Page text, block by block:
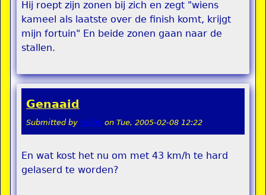
Hij roept zijn zonen bij zich en zegt "wiens
kameel als laatste over de finish komt, krijgt
mijn fortuin" En beide zonen gaan naar de
stallen.
Genaaid
Submitted by teddy on Tue, 2005-02-08 12:22
En wat kost het nu om met 43 km/h te hard
gelaserd te worden?